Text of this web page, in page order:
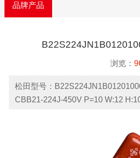
品牌产品
浏览：
松田型号：
CBB21-224J-450V P=10 W:12